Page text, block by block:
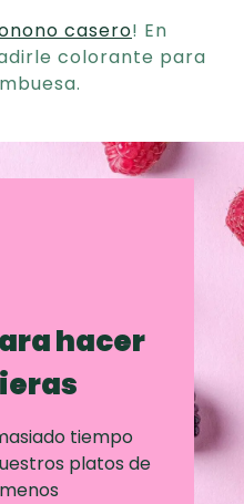
casero! En
colorante para
hacer
tiempo
platos de